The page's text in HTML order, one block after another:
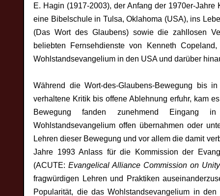
E. Hagin (1917-2003), der Anfang der 1970er-
eine Bibelschule in Tulsa, Oklahoma (USA), ins
(Das Wort des Glaubens) sowie die zahllosen
beliebten Fernsehdienste von Kenneth
Wohlstandsevangelium in den USA und darüber
Während die Wort-des-Glaubens-Bewegung bis
verhaltene Kritik bis offene Ablehnung erfuhr, kam
Bewegung fanden zunehmend Eingang in
Wohlstandsevangelium offen übernahmen oder
Lehren dieser Bewegung und vor allem die damit
Jahre 1993 Anlass für die Kommission der
(ACUTE: Evangelical Alliance Commission on
fragwürdigen Lehren und Praktiken
Popularität, die das Wohlstandsevangelium in